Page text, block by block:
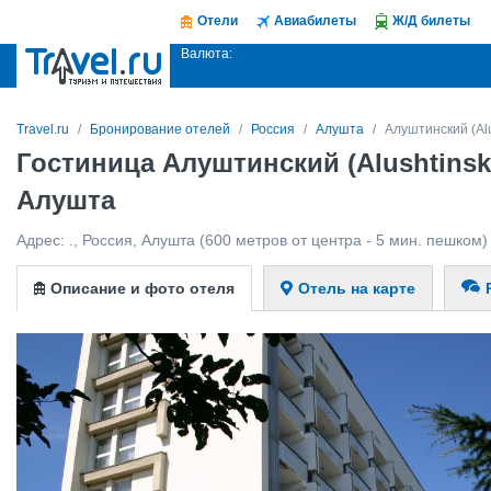
Отели Авиабилеты Ж/Д билеты
Валюта:
Travel.ru Бронирование отелей Россия Алушта Алуштинский
Гостиница Алуштинский
Алушта
Адрес: Россия Алушта (600 метров от центра - 5 мин. пешком)
Описание и фото отеля Отель на карте